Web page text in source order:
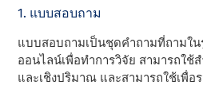
1. แบบสอบถาม
แบบสอบถามเป็นชุดคําถามที่ถามใ
ออนไลน์เพื่อทําการวิจัย สามารถใช้
และเชิงปริมาณ และสามารถใช้เพื่